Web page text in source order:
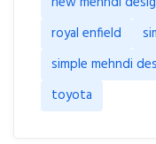
royal enfield
simple mehndi
toyota